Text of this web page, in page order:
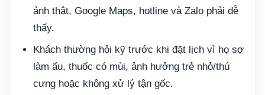
ảnh thật, Google Maps, hotline và Zalo phải dễ
thấy.
Khách thường hỏi kỹ trước khi đặt lịch vì họ sợ
làm ẩu, thuốc có mùi, ảnh hưởng trẻ nhỏ/thú
cưng hoặc không xử lý tận gốc.